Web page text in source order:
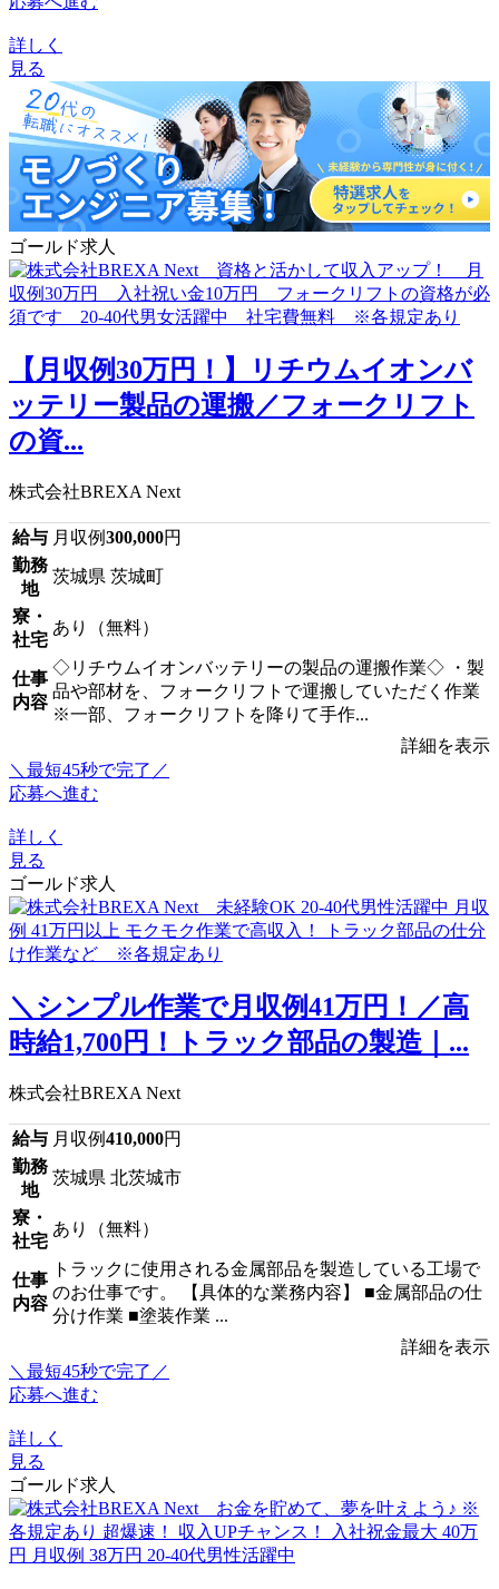
詳しく
見る
ゴールド求人
【月収例30万円！】リチウムイオンバ
ッテリー製品の運搬／フォークリフト
の資...
株式会社BREXA Next
給与 月収例300,000円
勤務
地
茨城県 茨城町
寮・
社宅
あり（無料）
仕事
内容
◇リチウムイオンバッテリーの製品の運搬作業◇ ・製
品や部材を、フォークリフトで運搬していただく作業
※一部、フォークリフトを降りて手作...
詳細を表示
＼最短45秒で完了／
応募へ進む
詳しく
見る
ゴールド求人
＼シンプル作業で月収例41万円！／高
時給1,700円！トラック部品の製造｜...
株式会社BREXA Next
給与 月収例410,000円
勤務
地
茨城県 北茨城市
寮・
社宅
あり（無料）
仕事
内容
トラックに使用される金属部品を製造している工場で
のお仕事です。 【具体的な業務内容】 ■金属部品の仕
分け作業 ■塗装作業 ...
詳細を表示
＼最短45秒で完了／
応募へ進む
詳しく
見る
ゴールド求人